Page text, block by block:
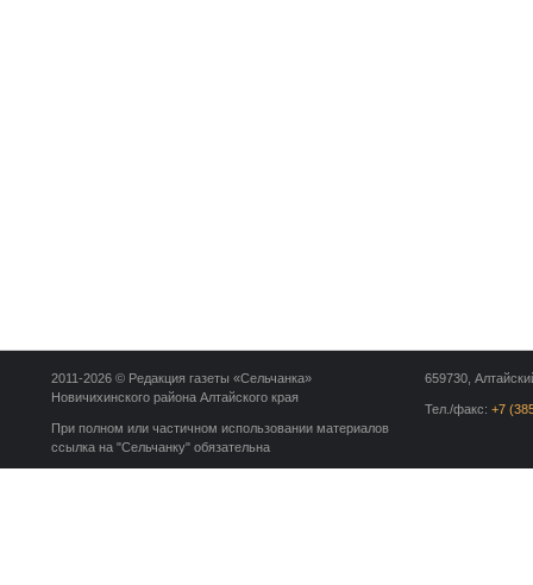
659730,
Тел./факс: +7
2011-2026 © Редакция газеты «Сельчанка»
Новичихинского района Алтайского края
При полном или частичном использовании материалов
ссылка на "Сельчанку" обязательна